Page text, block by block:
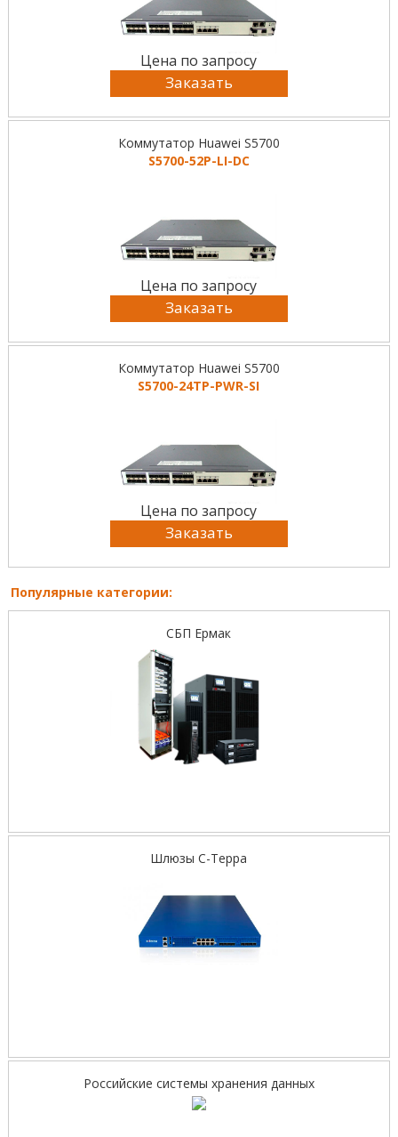
Цена по запросу
Заказать
Коммутатор Huawei S5700
S5700-52P-LI-DC
Цена по запросу
Заказать
Коммутатор Huawei S5700
S5700-24TP-PWR-SI
Цена по запросу
Заказать
Популярные категории:
СБП Ермак
Шлюзы С-Терра
Российские системы хранения данных